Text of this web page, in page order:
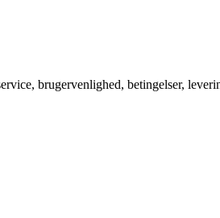
brugervenlighed, betingelser,